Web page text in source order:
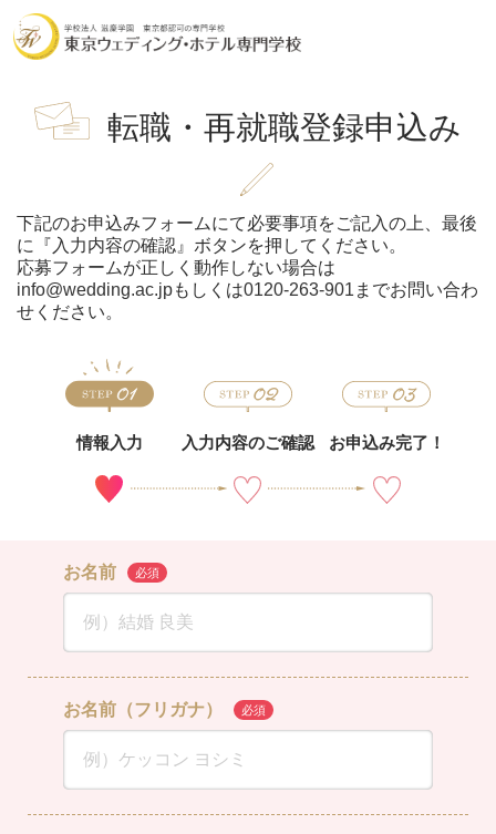
転職・再就職登録申込み
下記のお申込みフォームにて必要事項をご記入の上、最後
に『入力内容の確認』ボタンを押してください。
応募フォームが正しく動作しない場合は
info@wedding.ac.jpもしくは0120-263-901 までお問い合わ
せください。
情報入力 入力内容のご確認 お申込み完了！
お名前
お名前（フリガナ）